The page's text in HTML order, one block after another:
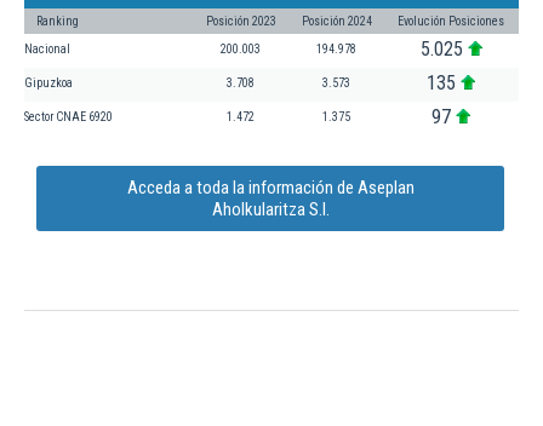
Ranking Posición 2023 Posición 2024 Evolución Posiciones
Nacional 200.003 194.978 5.025
Gipuzkoa 3.708 3.573 135
Sector CNAE 6920 1.472 1.375 97
Acceda a toda la información de Aseplan
Aholkularitza S.l.